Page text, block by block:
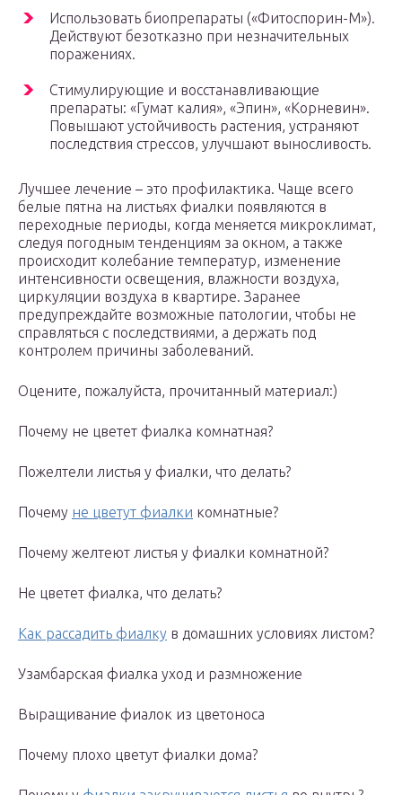
Использовать биопрепараты («Фитоспорин-М»).
Действуют безотказно при незначительных
поражениях.
Стимулирующие и восстанавливающие
препараты: «Гумат калия», «Эпин», «Корневин».
Повышают устойчивость растения, устраняют
последствия стрессов, улучшают выносливость.
Лучшее лечение – это профилактика. Чаще всего
белые пятна на листьях фиалки появляются в
переходные периоды, когда меняется микроклимат,
следуя погодным тенденциям за окном, а также
происходит колебание температур, изменение
интенсивности освещения, влажности воздуха,
циркуляции воздуха в квартире. Заранее
предупреждайте возможные патологии, чтобы не
справляться с последствиями, а держать под
контролем причины заболеваний.
Оцените, пожалуйста, прочитанный материал:)
Почему не цветет фиалка комнатная?
Пожелтели листья у фиалки, что делать?
Почему не цветут фиалки комнатные?
Почему желтеют листья у фиалки комнатной?
Не цветет фиалка, что делать?
Как рассадить фиалку в домашних условиях листом?
Узамбарская фиалка уход и размножение
Выращивание фиалок из цветоноса
Почему плохо цветут фиалки дома?